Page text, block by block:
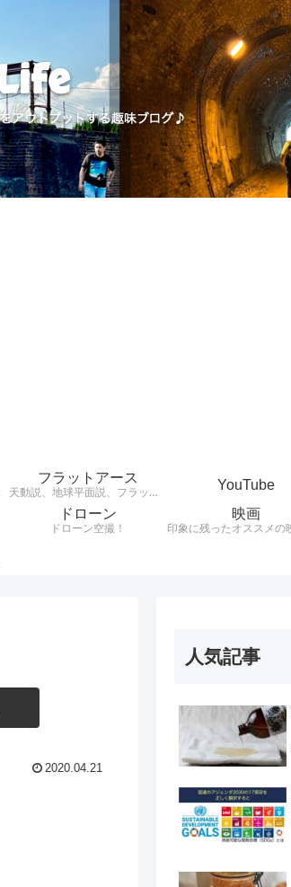
フラットアース
天動説、地球平面説、フラットアース、大地は平、太陽は小さくて高度上空存在している。様々な説を検証します。
YouTube
ドローン
ドローン空撮！
映画
2020.04.21
人気記事